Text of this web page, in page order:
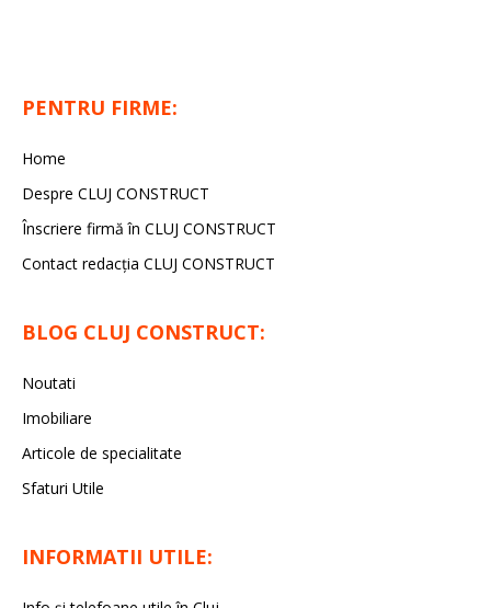
PENTRU FIRME:
Home
Despre CLUJ CONSTRUCT
Înscriere firmă în CLUJ CONSTRUCT
Contact redacția CLUJ CONSTRUCT
BLOG CLUJ CONSTRUCT:
Noutati
Imobiliare
Articole de specialitate
Sfaturi Utile
INFORMATII UTILE: